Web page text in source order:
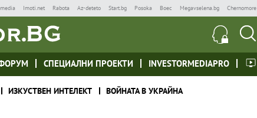
Imoti.net Rabota Az-deteto Start.bg Posoka Boec Megavselena.bg Chernomore
СПЕЦИАЛНИ ПРОЕКТИ INVESTORMEDIAPRO
ИЗКУСТВЕН ИНТЕЛЕКТ ВОЙНАТА В УКРАЙНА